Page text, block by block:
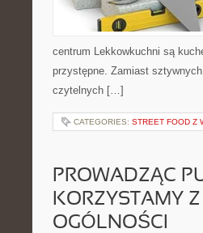
centrum Lekkowkuchni są
przystępne. Zamiast
czytelnych […]
CATEGORIES: STREET FOOD Z
PROWADZĄC
KORZYSTAMY
OGÓLNOŚCI